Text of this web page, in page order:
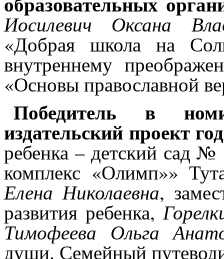
Иосилевич Оксана
«Добрая школа на
внутреннему
«Основы православной
Победитель в
издательский проект
ребенка – детский сад
комплекс «Олимп»»
Елена Николаевна,
развития ребенка,
Тимофеева Ольга
души. Семейный